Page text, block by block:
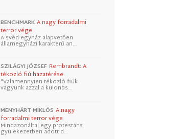
BENCHMARK A nagy forradalmi
terror vége
A svéd egyház alapvetően
államegyházi karakterű an…
SZILÁGYI JÓZSEF Rembrandt: A
tékozló fiú hazatérése
"Valamennyien tékozló fiúk
vagyunk azzal a különbs…
MENYHÁRT MIKLÓS A nagy
forradalmi terror vége
Mindazonáltal egy protestáns
gyülekezetben adott d…